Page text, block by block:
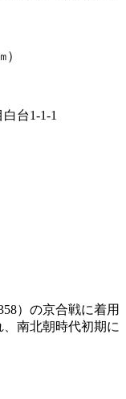
台1-1-1
）の京合戦に着用
南北朝時代初期に